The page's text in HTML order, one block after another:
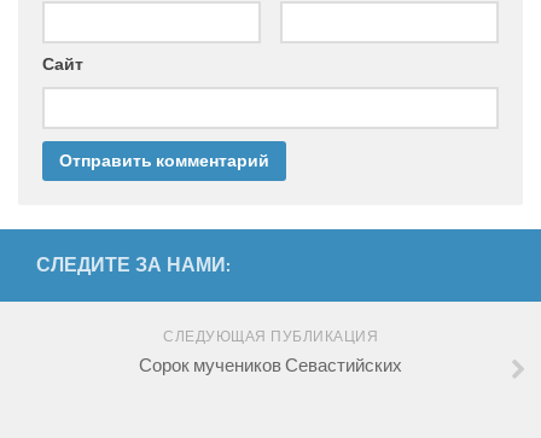
Сайт
СЛЕДИТЕ ЗА НАМИ:
СЛЕДУЮЩАЯ ПУБЛИКАЦИЯ
Сорок мучеников Севастийских